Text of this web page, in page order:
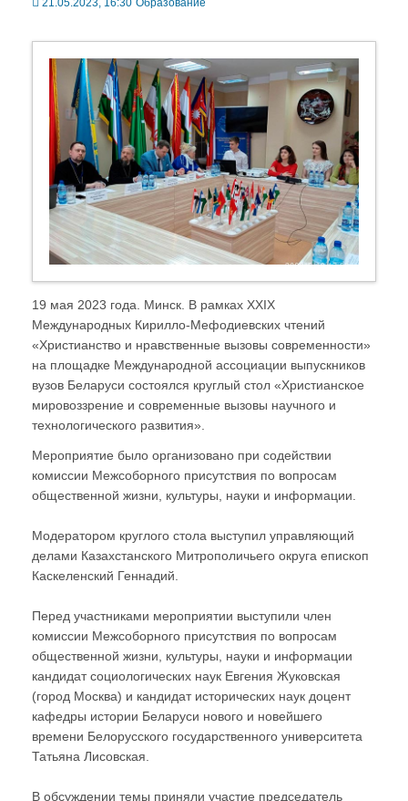
21.05.2023, 16:30 Образование
19 мая 2023 года. Минск. В рамках XXIX
Международных Кирилло-Мефодиевских чтений
«Христианство и нравственные вызовы современности»
на площадке Международной ассоциации выпускников
вузов Беларуси состоялся круглый стол «Христианское
мировоззрение и современные вызовы научного и
технологического развития».
Мероприятие было организовано при содействии
комиссии Межсоборного присутствия по вопросам
общественной жизни, культуры, науки и информации.
Модератором круглого стола выступил управляющий
делами Казахстанского Митрополичьего округа епископ
Каскеленский Геннадий.
Перед участниками мероприятии выступили член
комиссии Межсоборного присутствия по вопросам
общественной жизни, культуры, науки и информации
кандидат социологических наук Евгения Жуковская
(город Москва) и кандидат исторических наук доцент
кафедры истории Беларуси нового и новейшего
времени Белорусского государственного университета
Татьяна Лисовская.
В обсуждении темы приняли участие председатель